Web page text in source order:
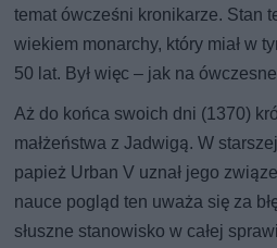
temat ówcześni kronikarze. Stan
wiekiem monarchy, który miał w
50 lat. Był więc – jak na
Aż do końca swoich dni (1370)
małżeństwa z Jadwigą. W
papież Urban V uznał jego
nauce pogląd ten uważa się za
słuszne stanowisko w całej